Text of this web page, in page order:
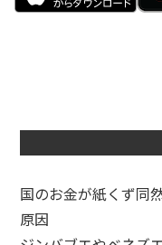
国のお金が紙くず同
原因